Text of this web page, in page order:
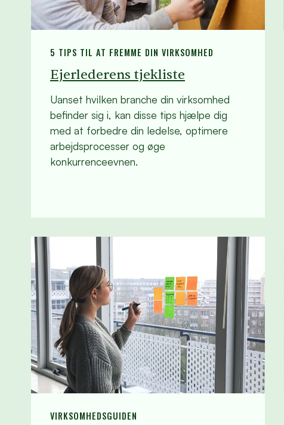
5 TIPS TIL AT FREMME DIN VIRKSOMHED
Ejerlederens tjekliste
Uanset hvilken branche din virksomhed
befinder sig i, kan disse tips hjælpe dig
med at forbedre din ledelse, optimere
arbejdsprocesser og øge
konkurrenceevnen.
VIRKSOMHEDSGUIDEN